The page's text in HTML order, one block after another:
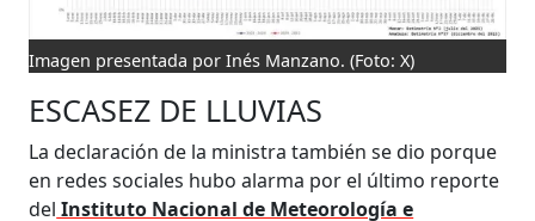
Imagen presentada por Inés Manzano. (Foto: X)
ESCASEZ DE LLUVIAS
La declaración de la ministra también se dio porque
en redes sociales hubo alarma por el último reporte
del Instituto Nacional de Meteorología e